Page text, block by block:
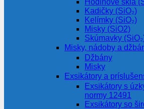
Hodinové sklá
Kadičky (SiO₂)
Kelímky (SiO₂)
Misky (SiO2)
Skúmavky
Misky, nádoby a
Džbány
Misky
Exsikátory a
Exsikátory s
normy 12491
Exsikátory so